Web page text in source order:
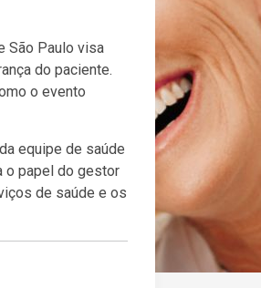
São Paulo visa
do paciente.
o evento
equipe de saúde
o papel do gestor
de saúde e os